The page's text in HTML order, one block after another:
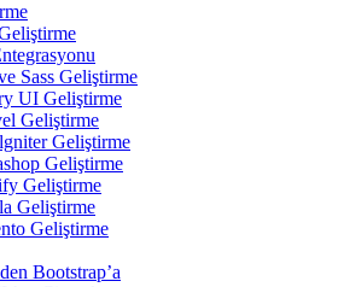
Sass Geliştirme
UI Geliştirme
Geliştirme
Geliştirme
Geliştirme
Geliştirme
Geliştirme
Geliştirme
Bootstrap’a